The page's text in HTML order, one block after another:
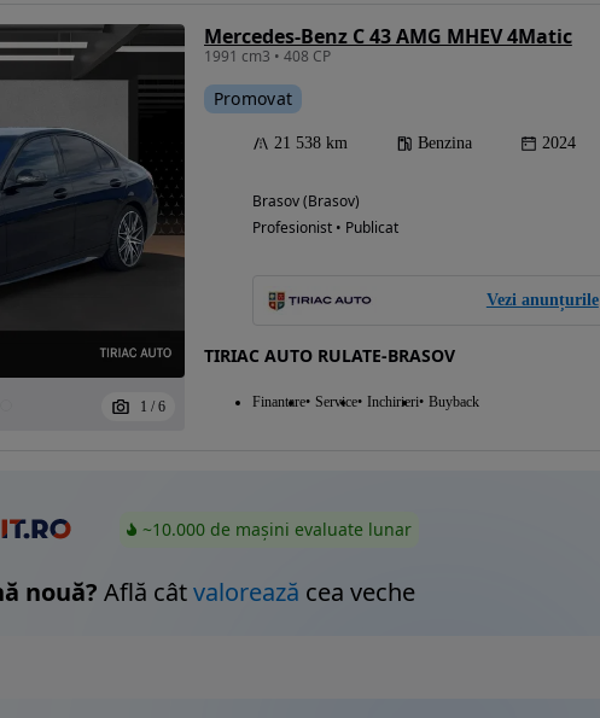
1 / 6
Mercedes-Benz C 43 AMG MHEV 4Matic
1991 cm3 • 408 CP
Promovat
21 538 km Benzina 2024
Brasov (Brasov)
Profesionist • Publicat
Vezi anunțurile
TIRIAC AUTO RULATE-BRASOV
Finantare Service Inchirieri Buyback
~10.000 de mașini evaluate lunar
nouă? Află câtvalorează cea veche